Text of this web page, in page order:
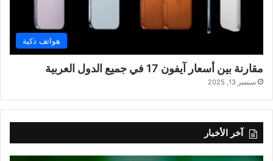
هواتف ذكية
مقارنة بين أسعار آيفون 17 في جميع الدول العربية
سبتمبر 13, 2025
آخر الأخبار